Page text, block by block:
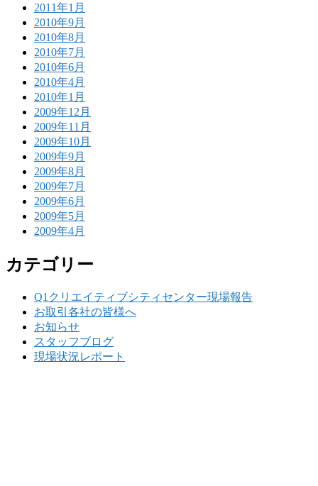
2011年1月
2010年9月
2010年8月
2010年7月
2010年6月
2010年4月
2010年1月
2009年12月
2009年11月
2009年10月
2009年9月
2009年8月
2009年7月
2009年6月
2009年5月
2009年4月
カテゴリー
Q1クリエイティブシティセンター現場報告
お取引各社の皆様へ
お知らせ
スタッフブログ
現場状況レポート